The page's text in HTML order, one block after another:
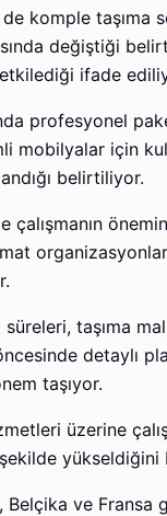
komple taşıma
değiştiği
ifade
profesyonel
mobilyalar için
belirtiliyor.
süreleri, taşıma
detaylı
taşıyor.
üzerine
ve Fransa